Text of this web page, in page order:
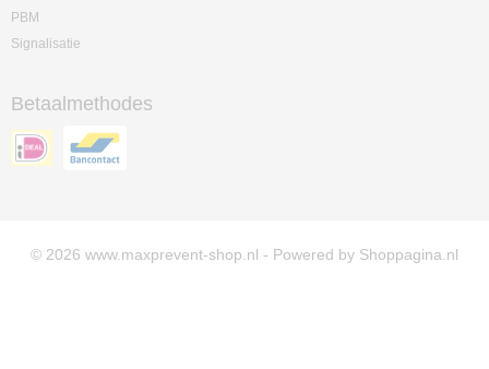
PBM
Signalisatie
Betaalmethodes
© 2026 www.maxprevent-shop.nl - Powered by Shoppagina.nl